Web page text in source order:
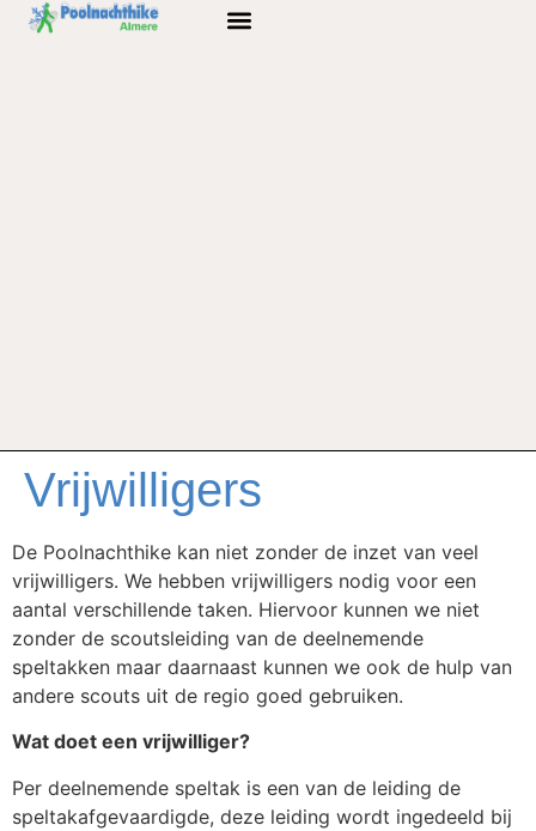
Vrijwilligers
De Poolnachthike kan niet zonder de inzet van veel
vrijwilligers. We hebben vrijwilligers nodig voor een
aantal verschillende taken. Hiervoor kunnen we niet
zonder de scoutsleiding van de deelnemende
speltakken maar daarnaast kunnen we ook de hulp van
andere scouts uit de regio goed gebruiken.
Wat doet een vrijwilliger?
Per deelnemende speltak is een van de leiding de
speltakafgevaardigde, deze leiding wordt ingedeeld bij